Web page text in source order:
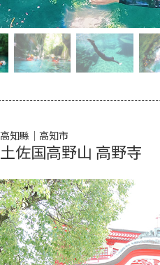
高知縣｜高知市
土佐国高野山 高野寺